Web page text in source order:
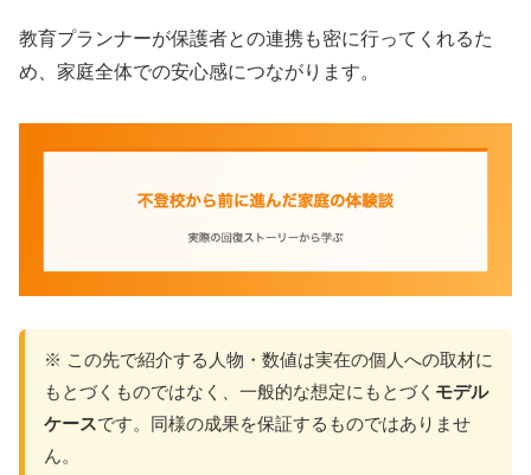
教育プランナーが保護者との連携も密に行ってくれるた
め、家庭全体での安心感につながります。
※ この先で紹介する人物・数値は実在の個人への取材に
もとづくものではなく、一般的な想定にもとづく モデル
ケースです。同様の成果を保証するものではありませ
ん。